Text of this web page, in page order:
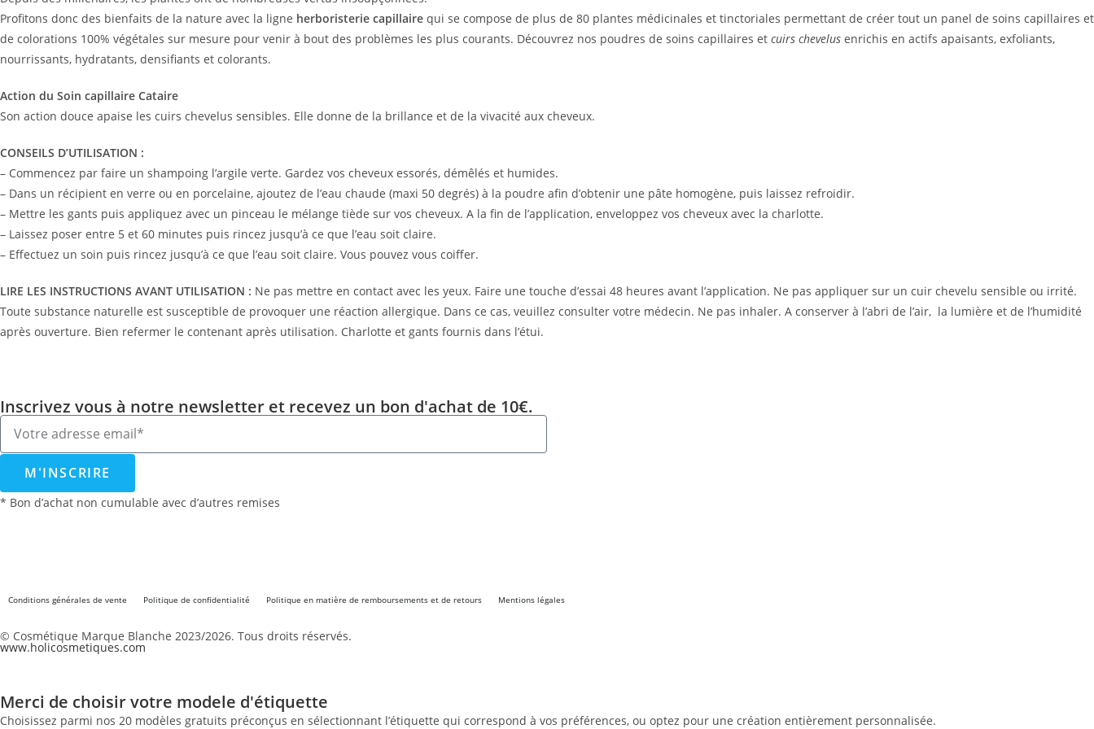
Profitons donc des bienfaits de la nature avec la ligne herboristerie capillaire qui se compose de plus de 80 plantes médicinales et tinctoriales permettant de créer tout un panel de soins capillaires et
de colorations 100% végétales sur mesure pour venir à bout des problèmes les plus courants. Découvrez nos poudres de soins capillaires et cuirs chevelus enrichis en actifs apaisants, exfoliants,
nourrissants, hydratants, densifiants et colorants.
Action du Soin capillaire Cataire
Son action douce apaise les cuirs chevelus sensibles. Elle donne de la brillance et de la vivacité aux cheveux.
CONSEILS D’UTILISATION :
– Commencez par faire un shampoing l’argile verte. Gardez vos cheveux essorés, démêlés et humides.
– Dans un récipient en verre ou en porcelaine, ajoutez de l’eau chaude (maxi 50 degrés) à la poudre afin d’obtenir une pâte homogène, puis laissez refroidir.
– Mettre les gants puis appliquez avec un pinceau le mélange tiède sur vos cheveux. A la fin de l’application, enveloppez vos cheveux avec la charlotte.
– Laissez poser entre 5 et 60 minutes puis rincez jusqu’à ce que l’eau soit claire.
– Effectuez un soin puis rincez jusqu’à ce que l’eau soit claire. Vous pouvez vous coiffer.
LIRE LES INSTRUCTIONS AVANT UTILISATION : Ne pas mettre en contact avec les yeux. Faire une touche d’essai 48 heures avant l’application. Ne pas appliquer sur un cuir chevelu sensible ou irrité.
Toute substance naturelle est susceptible de provoquer une réaction allergique. Dans ce cas, veuillez consulter votre médecin. Ne pas inhaler. A conserver à l’abri de l’air, la lumière et de l’humidité
après ouverture. Bien refermer le contenant après utilisation. Charlotte et gants fournis dans l’étui.
Inscrivez vous à notre newsletter et recevez un bon d'achat de 10€.
M'INSCRIRE
* Bon d’achat non cumulable avec d’autres remises
Conditions générales de vente Politique de confidentialité Politique en matière de remboursements et de retours Mentions légales
© Cosmétique Marque Blanche 2023/2026. Tous droits réservés.
www.holicosmetiques.com
Merci de choisir votre modele d'étiquette
Choisissez parmi nos 20 modèles gratuits préconçus en sélectionnant l’étiquette qui correspond à vos préférences, ou optez pour une création entièrement personnalisée.